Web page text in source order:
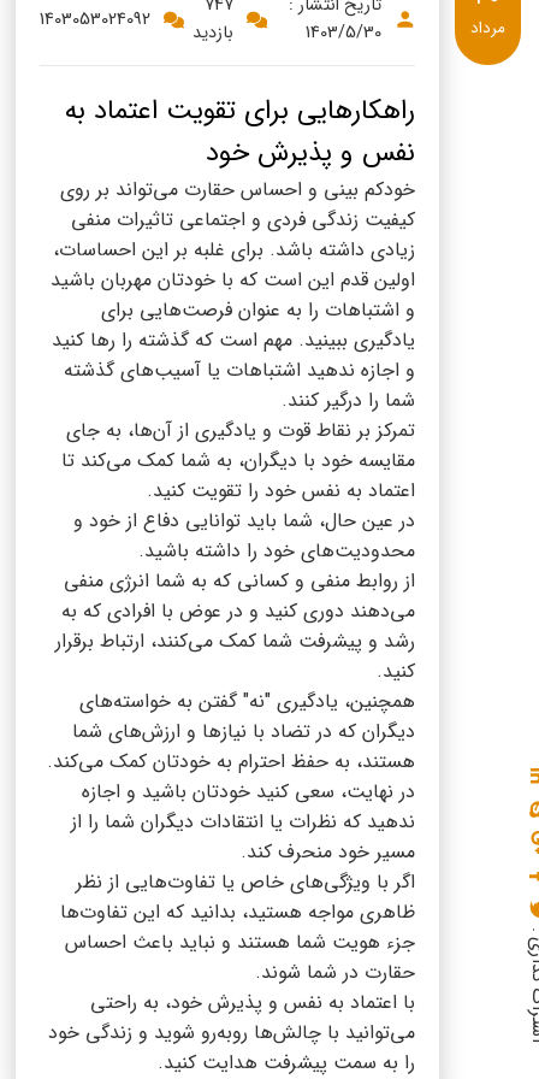
سینما دوماس
دانستنی های سلامت
گالری تصاویر
English
Russian
Arabic
Turkish
1403/5/30
بازدید
1403053024092 مرداد
راهکارهایی برای تقویت اعتماد به
نفس و پذیرش خود
خودکم بینی و احساس حقارت می‌تواند بر روی
کیفیت زندگی فردی و اجتماعی تاثیرات منفی
زیادی داشته باشد. برای غلبه بر این احساسات،
اولین قدم این است که با خودتان مهربان باشید
و اشتباهات را به عنوان فرصت‌هایی برای
یادگیری ببینید. مهم است که گذشته را رها کنید
و اجازه ندهید اشتباهات یا آسیب‌های گذشته
شما را درگیر کنند.
تمرکز بر نقاط قوت و یادگیری از آن‌ها، به جای
مقایسه خود با دیگران، به شما کمک می‌کند تا
اعتماد به نفس خود را تقویت کنید.
در عین حال، شما باید توانایی دفاع از خود و
محدودیت‌های خود را داشته باشید.
از روابط منفی و کسانی که به شما انرژی منفی
می‌دهند دوری کنید و در عوض با افرادی که به
رشد و پیشرفت شما کمک می‌کنند، ارتباط برقرار
کنید.
همچنین، یادگیری "نه" گفتن به خواسته‌های
دیگران که در تضاد با نیازها و ارزش‌های شما
هستند، به حفظ احترام به خودتان کمک می‌کند.
در نهایت، سعی کنید خودتان باشید و اجازه
ندهید که نظرات یا انتقادات دیگران شما را از
مسیر خود منحرف کند.
اگر با ویژگی‌های خاص یا تفاوت‌هایی از نظر
ظاهری مواجه هستید، بدانید که این تفاوت‌ها
جزء هویت شما هستند و نباید باعث احساس
حقارت در شما شوند.
با اعتماد به نفس و پذیرش خود، به راحتی
می‌توانید با چالش‌ها روبه‌رو شوید و زندگی خود
را به سمت پیشرفت هدایت کنید.
: